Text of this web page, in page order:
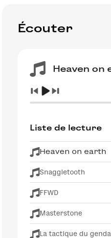
Écouter
Heaven on
Liste de lecture
Heaven on earth
Snaggletooth
FFWD
Masterstone
La tactique du